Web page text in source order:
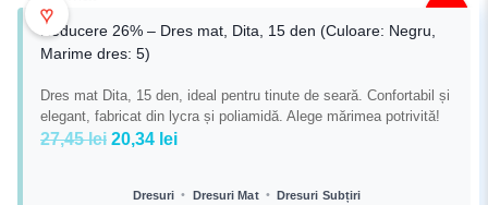
♥
Reducere 26% – Dres mat, Dita, 15 den (Culoare: Negru,
Marime dres: 5)
Dres mat Dita, 15 den, ideal pentru tinute de seară. Confortabil și
elegant, fabricat din lycra și poliamidă. Alege mărimea potrivită!
27,45lei Prețul
20,34 leiPrețul
este:
Dresuri • Dresuri Mat • Dresuri Subțiri